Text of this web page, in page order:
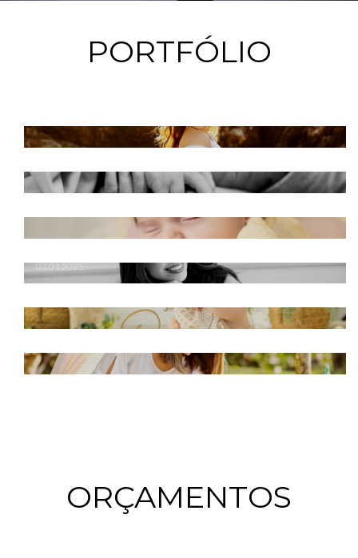
PORTFÓLIO
FOTOGRAFIA DE NASCIMENTOS
FOTOGRAFIA NEWBORN
MARCA PESSOAL
02.01.2025
SESSÕES INFANTIS
SESSÕES FAMÍLIA
ORÇAMENTOS